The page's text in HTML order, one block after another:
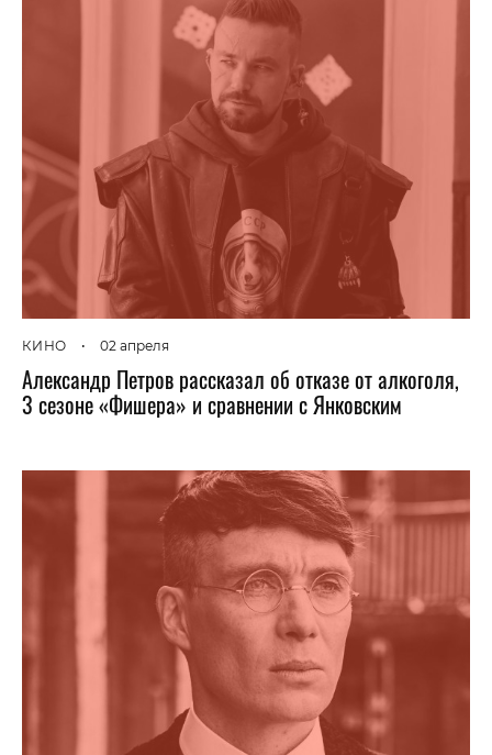
КИНО • 02 апреля
Александр Петров рассказал об отказе от алкоголя,
3 сезоне «Фишера» и сравнении с Янковским